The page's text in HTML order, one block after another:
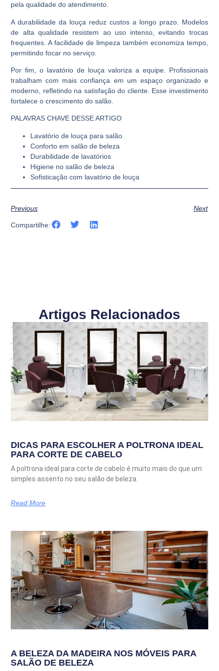
pela qualidade do atendimento.
A durabilidade da louça reduz custos a longo prazo. Modelos
de alta qualidade resistem ao uso intenso, evitando trocas
frequentes. A facilidade de limpeza também economiza tempo,
permitindo focar no serviço.
Por fim, o lavatório de louça valoriza a equipe. Profissionais
trabalham com mais confiança em um espaço organizado e
moderno, refletindo na satisfação do cliente. Esse investimento
fortalece o crescimento do salão.
PALAVRAS CHAVE DESSE ARTIGO
Lavatório de louça para salão
Conforto em salão de beleza
Durabilidade de lavatórios
Higiene no salão de beleza
Sofisticação com lavatório de louça
Previous Next
Compartilhe:
Artigos Relacionados
DICAS PARA ESCOLHER A POLTRONA IDEAL
PARA CORTE DE CABELO
A poltrona ideal para corte de cabelo é muito mais do que um
simples assento no seu salão de beleza.
Read More
A BELEZA DA MADEIRA NOS MÓVEIS PARA
SALÃO DE BELEZA